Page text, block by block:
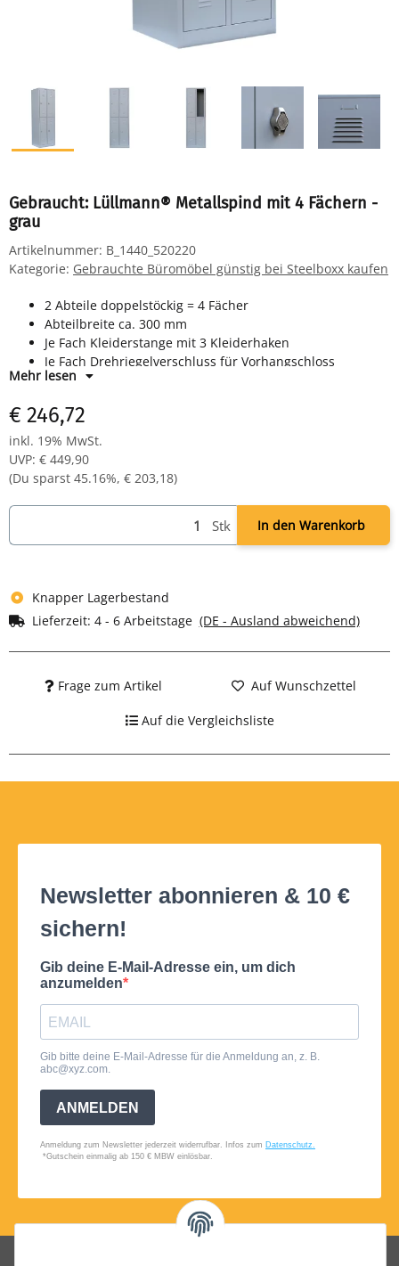
Gebraucht: Lüllmann® Metallspind mit 4 Fächern -
grau
Artikelnummer: B_1440_520220
Kategorie: Gebrauchte Büromöbel günstig bei Steelboxx kaufen
2 Abteile doppelstöckig = 4 Fächer
Abteilbreite ca. 300 mm
Je Fach Kleiderstange mit 3 Kleiderhaken
Je Fach Drehriegelverschluss für Vorhangschloss
Maße: H 1800 x B 600 x T 500 mm
Komplett montiert und verschweißt - sofort einsatzbereit
Mehr lesen
€ 246,72
inkl. 19% MwSt.
UVP: € 449,90
(Du sparst 45.16%, € 203,18)
Stk In den Warenkorb
Knapper Lagerbestand
Lieferzeit: 4 - 6 Arbeitstage (DE - Ausland abweichend)
Frage zum Artikel Auf Wunschzettel
Auf die Vergleichsliste